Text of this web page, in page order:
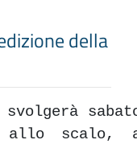
della
svolgerà
allo scalo,